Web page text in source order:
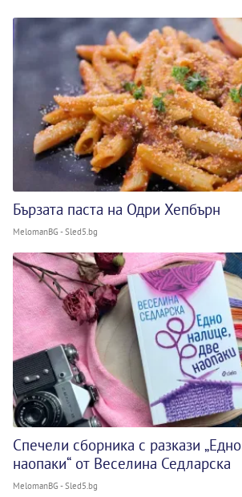
Бързата паста на Одри Хепбърн
MelomanBG - Sled5.bg
Спечели сборника с разкази
наопаки“ от Веселина Седларска
MelomanBG - Sled5.bg